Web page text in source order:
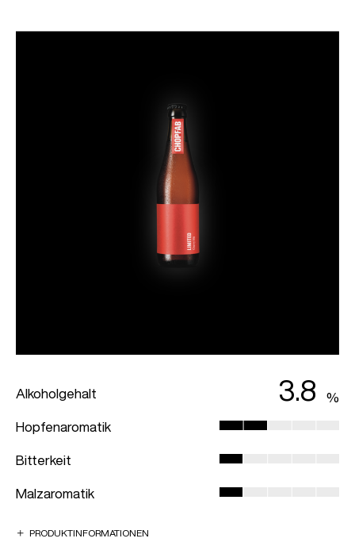
Alkoholgehalt 3.8
Hopfenaromatik
Bitterkeit
Malzaromatik
PRODUKTINFORMATIONEN